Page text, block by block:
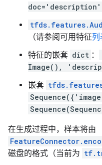
（请参阅可用特征列
特征的嵌套 dict ：
Image(),
嵌套
在生成过程中，样本将由
磁盘的格式（当前为